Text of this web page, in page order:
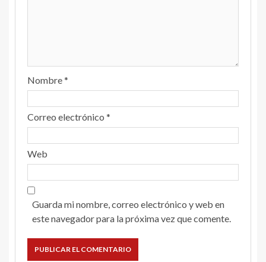
Nombre*
Correo electrónico *
Web
Guarda mi nombre, correo electrónico y web en
este navegador para la próxima vez que comente.